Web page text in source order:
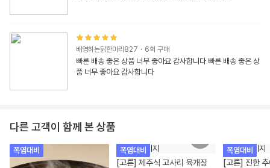
배영하는닭한마리827 · 6회 구매
빠른 배송 좋은 상품 너무 좋아요 감사합니다 빠른 배송 좋은 상
다른 고객이 함께 본 상품
폭염대비 폭염대비
[고른] 제주식 고사리 육개장
폭염대비
[고른] 진한